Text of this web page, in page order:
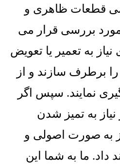
قطعات ظاهری و
بررسی قرار می
به تعمیر یا تعویض
برطرف سازند و از
نمایند. سپس اگر
به تمیز شدن
به صورت اصولی و
داد. ما به شما این